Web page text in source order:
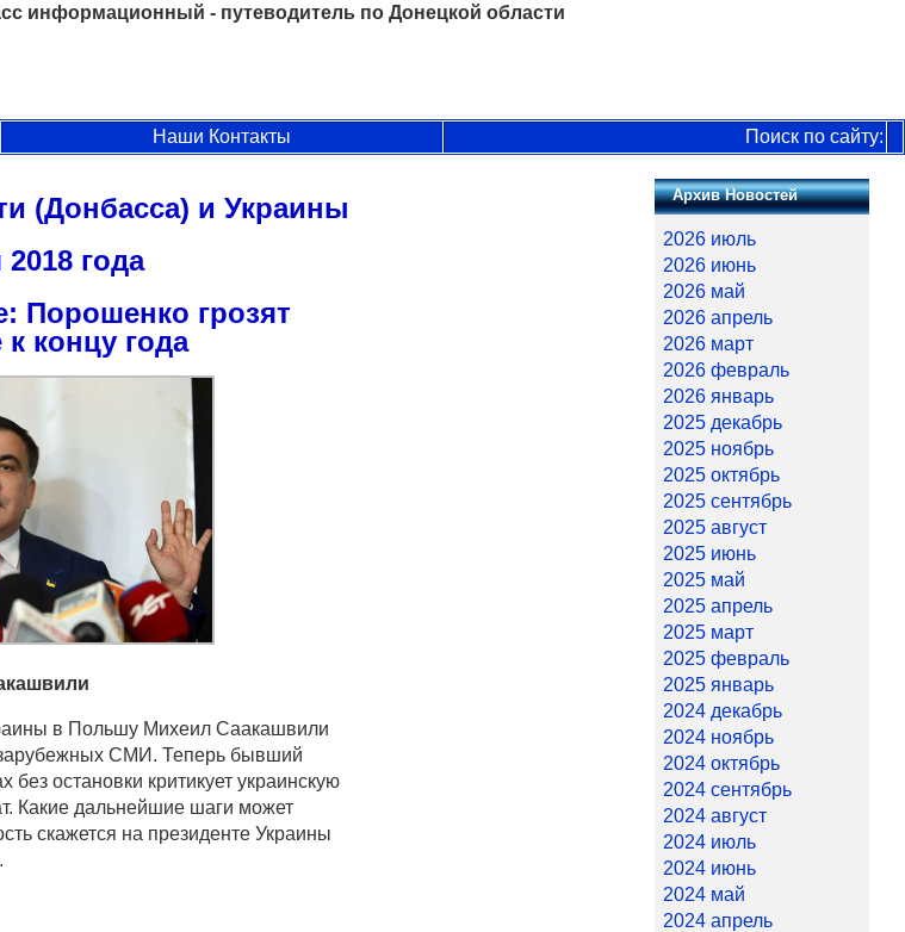
информационный - путеводитель по Донецкой области
Наши Контакты Поиск по сайту:
(Донбасса) и Украины
года
Порошенко грозят
концу года
в Польшу Михеил Саакашвили
зарубежных СМИ. Теперь бывший
без остановки критикует украинскую
Какие дальнейшие шаги может
скажется на президенте Украины
Архив Новостей
2026 июль
2026 июнь
2026 май
2026 апрель
2026 март
2026 февраль
2026 январь
2025 декабрь
2025 ноябрь
2025 октябрь
2025 сентябрь
2025 август
2025 июнь
2025 май
2025 апрель
2025 март
2025 февраль
2025 январь
2024 декабрь
2024 ноябрь
2024 октябрь
2024 сентябрь
2024 август
2024 июль
2024 июнь
2024 май
2024 апрель